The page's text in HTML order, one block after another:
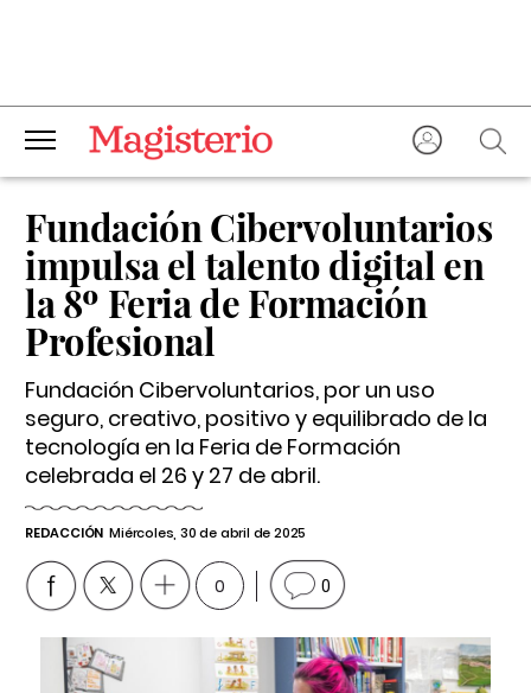
Fundación Cibervoluntarios
impulsa el talento digital en
la 8º Feria de Formación
Profesional
Fundación Cibervoluntarios, por un uso
seguro, creativo, positivo y equilibrado de la
tecnología en la Feria de Formación
celebrada el 26 y 27 de abril.
REDACCIÓN Miércoles, 30 de abril de 2025
0 0